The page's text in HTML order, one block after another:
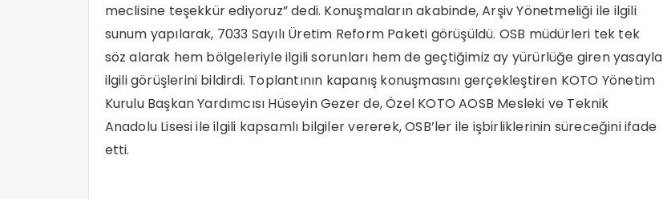
meclisine teşekkür ediyoruz” dedi. Konuşmaların akabinde, Arşiv Yönetmeliği ile ilgili
sunum yapılarak, 7033 Sayılı Üretim Reform Paketi görüşüldü. OSB müdürleri tek tek
söz alarak hem bölgeleriyle ilgili sorunları hem de geçtiğimiz ay yürürlüğe giren yasayla
ilgili görüşlerini bildirdi. Toplantının kapanış konuşmasını gerçekleştiren KOTO Yönetim
Kurulu Başkan Yardımcısı Hüseyin Gezer de, Özel KOTO AOSB Mesleki ve Teknik
Anadolu Lisesi ile ilgili kapsamlı bilgiler vererek, OSB’ler ile işbirliklerinin süreceğini ifade
etti.